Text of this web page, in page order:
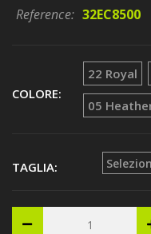
Reference: 32EC8500
COLORE:
22 Royal
05
TAGLIA: